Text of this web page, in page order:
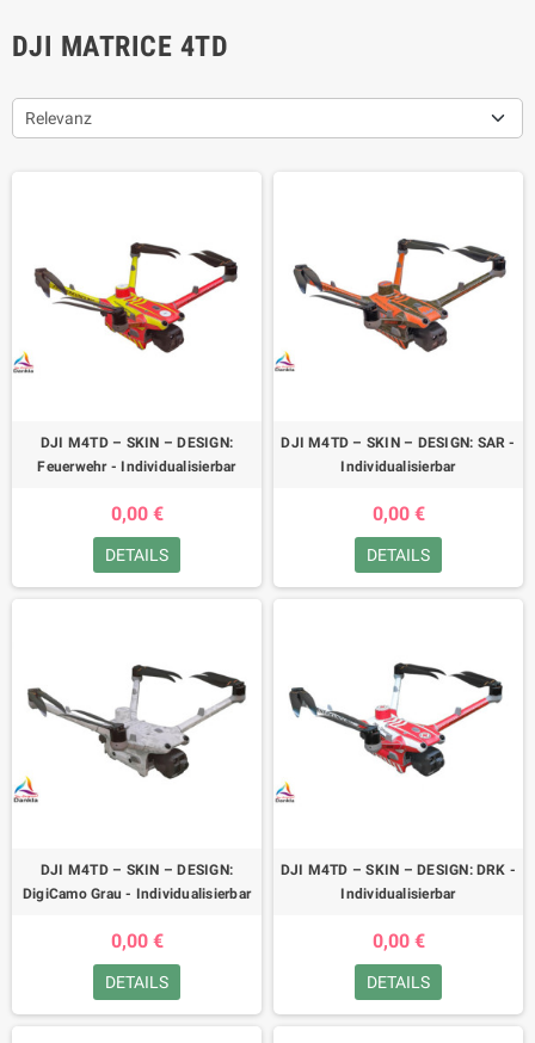
DJI MATRICE 4TD
Relevanz
DJI M4TD – SKIN – DESIGN:
Feuerwehr - Individualisierbar
0,00 €
DETAILS
DJI M4TD – SKIN – DESIGN: SAR -
Individualisierbar
0,00 €
DETAILS
DJI M4TD – SKIN – DESIGN:
DigiCamo Grau - Individualisierbar
0,00 €
DETAILS
DJI M4TD – SKIN – DESIGN: DRK -
Individualisierbar
0,00 €
DETAILS